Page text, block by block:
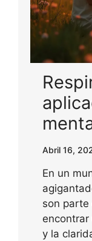
Abril 16,
En un
son
encontrar
y la